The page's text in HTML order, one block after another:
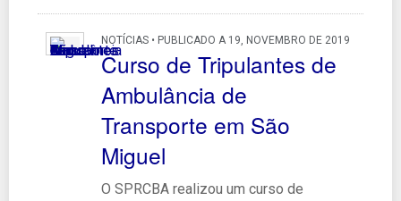
NOTÍCIAS • PUBLICADO A 19, NOVEMBRO DE 2019
Curso de Tripulantes de
Ambulância de
Transporte em São
Miguel
O SPRCBA realizou um curso de